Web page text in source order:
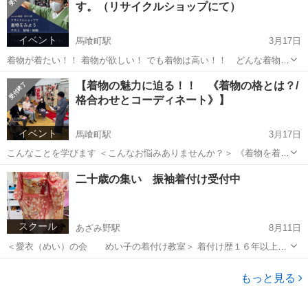
なければいけないことまでも放り出して、...
イベント
す。（リサイクルショップにて）
馬喰町駅
3月17日
着物が着たい！！ 着物が欲しい！ でも着物は高い！！ どんな着物を
買えばいいの？？ 確に着物は高いですね。新しく買おうと思っても、
今まで買ってきていた洋服と比べるととんでもなく高い！！ それはそ
れなりに理由があっ...
東京 千代田区 馬喰町駅 セミナー
イベント
【着物の魅力に迫る！！ 《着物の格とは？/
格合わせとコーディネート》】
馬喰町駅
3月17日
こんなことを学びます ＜こんなお悩みありませんか？＞ 《着物を着る
時悩むこと、あるある ５選》 例えば：明日、お友達と歌舞伎を観に
行く約束。久しぶりの観劇にウキウキ、ワクワク！！
お友達との約束で、...
東京 中央区 馬喰町駅 セミナー 天気予報
スクール
二十歳の集い 振袖着付け受付中
あざみ野駅
8月11日
＜愛衣（めい）の会 めい子の着付け教室＞ 着付け歴１６年以上。
着付け教室は現在プライベート指導を行なっています。 また。着物文
化の伝承継承のためのセミナーや着物整理術等の指導も行なっていま
もっと見る